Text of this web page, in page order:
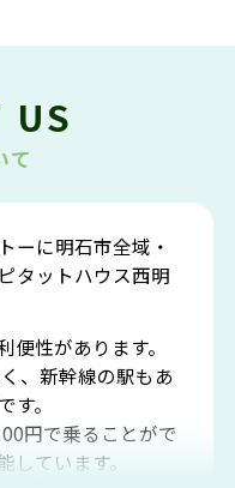
US
て
ーに明石市全域・
タットハウス西明
性があります。
、新幹線の駅もあ
。
円で乗ることがで
ています。